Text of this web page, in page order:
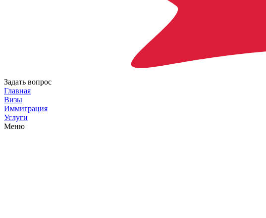
Задать вопрос
Главная
Визы
Иммиграция
Услуги
Меню